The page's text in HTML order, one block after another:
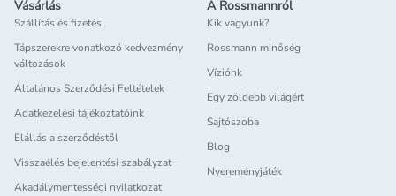
Vásárlás
Szállítás és fizetés
Tápszerekre vonatkozó kedvezmény
változások
Általános Szerződési Feltételek
Adatkezelési tájékoztatóink
Elállás a szerződéstől
Visszaélés bejelentési szabályzat
Akadálymentességi nyilatkozat
A Rossmannról
Kik vagyunk?
Rossmann minőség
Víziónk
Egy zöldebb világért
Sajtószoba
Blog
Nyereményjáték